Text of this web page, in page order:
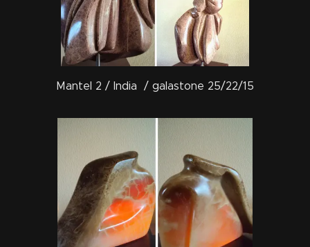
Mantel 2 / India / galastone 25/22/15